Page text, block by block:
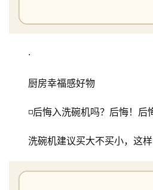
系
·
厨房幸福感好物
◽️后悔入洗碗机吗？后悔！后
洗碗机建议买大不买小，这样